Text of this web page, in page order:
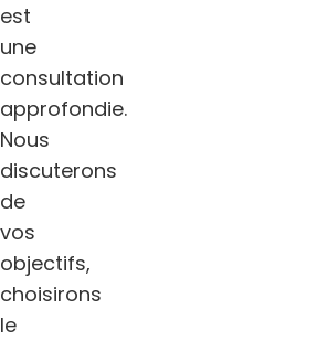
est
une
consultation
approfondie.
Nous
discuterons
de
vos
objectifs,
choisirons
le